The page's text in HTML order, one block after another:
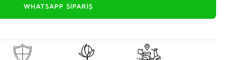
WHATSAPP SIPARIŞ